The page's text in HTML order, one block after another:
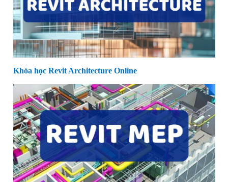
Khóa học Revit Architecture Online